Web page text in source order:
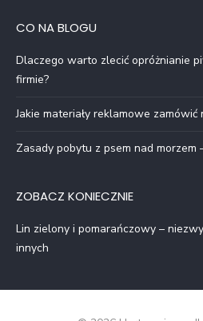
CO NA BLOGU
Dlaczego warto zlecić opróżnianie
firmie?
Jakie materiały reklamowe zamówić
Zasady pobytu z psem nad morzem
ZOBACZ KONIECZNIE
Lin zielony i pomarańczowy –
innych